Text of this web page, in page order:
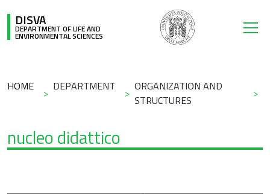
DISVA
DEPARTMENT OF LIFE AND
ENVIRONMENTAL SCIENCES
Breadcrumb
HOME DEPARTMENT
ORGANIZATION AND
STRUCTURES
nucleo didattico